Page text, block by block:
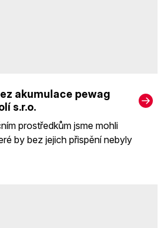
akumulace pewag
s.r.o.
prostředkům jsme mohli
by bez jejich přispění nebyly